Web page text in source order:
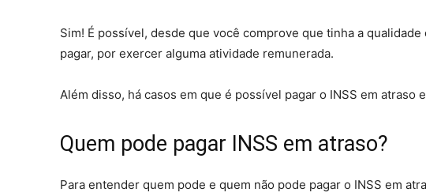
Sim! É possível, desde que você comprove que tinha a
pagar, por exercer alguma atividade remunerada.
Além disso, há casos em que é possível pagar o INSS em atraso
Quem pode pagar INSS em atraso?
Para entender quem pode e quem não pode pagar o INSS em